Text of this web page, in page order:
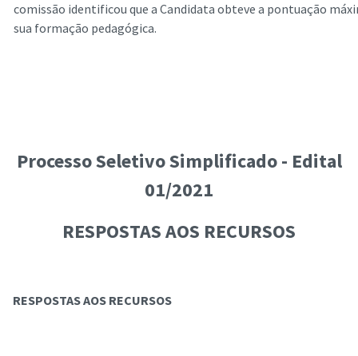
comissão identificou que a Candidata obteve a pontuação
sua formação pedagógica.
Processo Seletivo Simplificado - Edital
01/2021
RESPOSTAS AOS RECURSOS
RESPOSTAS AOS RECURSOS